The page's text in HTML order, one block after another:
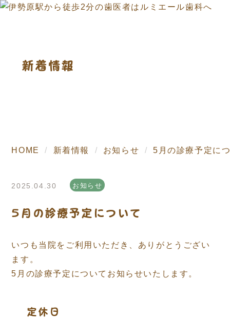
新着情報
HOME 新着情報 お知らせ 5月の診療予定に
2025.04.30 お知らせ
5月の診療予定について
いつも当院をご利用いただき、ありがとうござい
ます。
5月の診療予定についてお知らせいたします。
定休日